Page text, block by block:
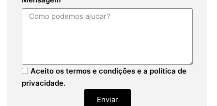
Aceito os termos e condições e a política de
privacidade.
Enviar